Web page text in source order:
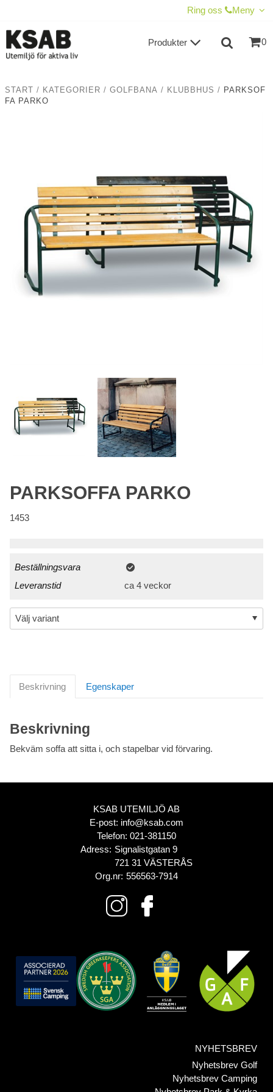
Ring oss Meny
0
Produkter
START / KATEGORIER / GOLFBANA / KLUBBHUS / PARKSOF
FA PARKO
PARKSOFFA PARKO
1453
Beställningsvara
Leveranstid
ca 4 veckor
Beskrivning Egenskaper
Beskrivning
Bekväm soffa att sitta i, och stapelbar vid förvaring.
KSAB UTEMILJÖ AB
E-post: info@ksab.com
Telefon: 021-381150
Adress: Signalistgatan 9
721 31 VÄSTERÅS
Org.nr: 556563-7914
NYHETSBREV
Nyhetsbrev Golf
Nyhetsbrev Camping
TILL KASSAN